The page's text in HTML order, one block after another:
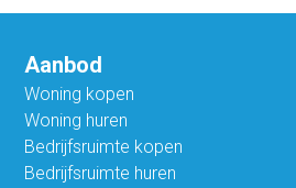
Aanbod
Woning kopen
Woning huren
Bedrijfsruimte kopen
Bedrijfsruimte huren